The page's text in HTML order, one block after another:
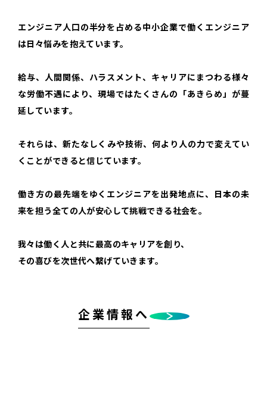
エンジニア人口の半分を占める中小企業で働くエンジニア
は日々悩みを抱えています。
給与、人間関係、ハラスメント、 キャリアにまつわる様々
な労働不遇により、 現場ではたくさんの「あきらめ」が蔓
延しています。
それらは、新たなしくみや技術、何より人の力で変えてい
くことができると信じています。
働き方の最先端をゆくエンジニアを出発地点に、 日本の未
来を担う全ての人が安心して挑戦できる社会を。
我々は働く人と共に最高のキャリアを創り、
その喜びを次世代へ繋げていきます。
企業情報へ